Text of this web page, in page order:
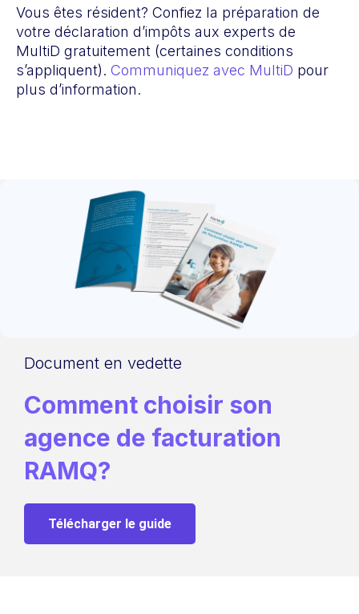
Vous êtes résident? Confiez la préparation de
votre déclaration d’impôts aux experts de
MultiD gratuitement (certaines conditions
s’appliquent). Communiquez avec MultiD pour
plus d’information.
Document en vedette
Comment choisir son
agence de facturation
RAMQ?
Télécharger le guide